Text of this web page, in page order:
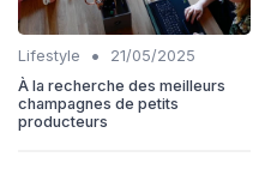
Lifestyle •
21/05/2025
À la recherche des meilleurs
champagnes de petits
producteurs